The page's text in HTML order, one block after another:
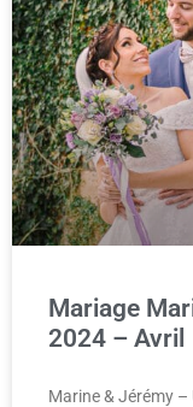
Mariage
2024 – Avril
Marine & Jérémy –